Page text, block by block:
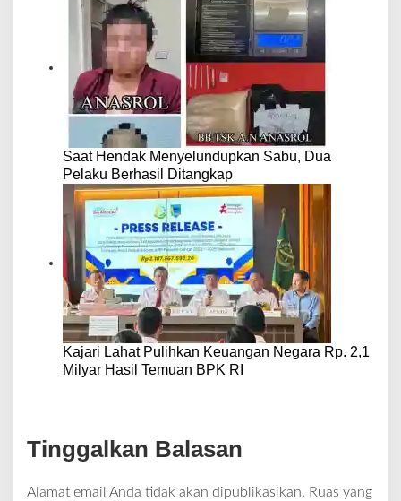
Saat Hendak Menyelundupkan Sabu, Dua
Pelaku Berhasil Ditangkap
Kajari Lahat Pulihkan Keuangan Negara Rp. 2,1
Milyar Hasil Temuan BPK RI
Tinggalkan Balasan
Alamat email Anda tidak akan dipublikasikan. Ruas yang